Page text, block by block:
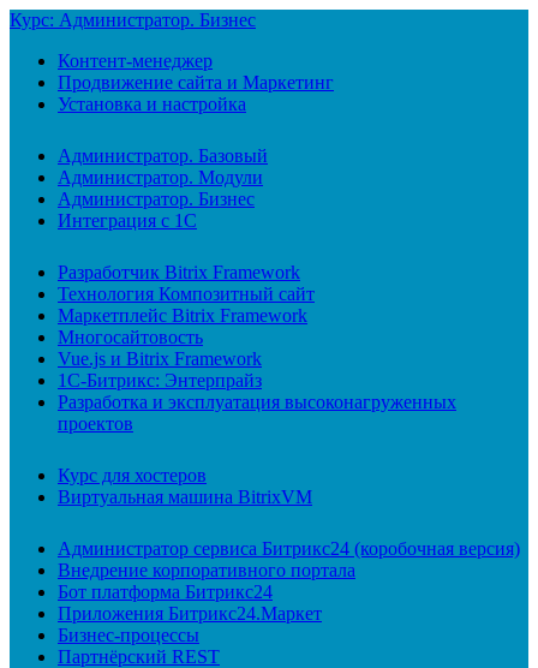
Курс: Администратор. Бизнес
Контент-менеджер
Продвижение сайта и Маркетинг
Установка и настройка
Администратор. Базовый
Администратор. Модули
Администратор. Бизнес
Интеграция с 1С
Разработчик Bitrix Framework
Технология Композитный сайт
Маркетплейс Bitrix Framework
Многосайтовость
Vue.js и Bitrix Framework
1С-Битрикс: Энтерпрайз
Разработка и эксплуатация высоконагруженных
проектов
Курс для хостеров
Виртуальная машина BitrixVM
Администратор сервиса Битрикс24 (коробочная версия)
Внедрение корпоративного портала
Бот платформа Битрикс24
Приложения Битрикс24.Маркет
Бизнес-процессы
Партнёрский REST